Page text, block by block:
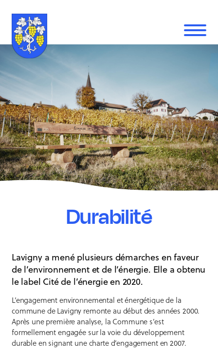
Durabilité
Lavigny a mené plusieurs démarches en faveur
de l’environnement et de l’énergie. Elle a obtenu
le label Cité de l’énergie en 2020.
L’engagement environnemental et énergétique de la
commune de Lavigny remonte au début des années 2000.
Après une première analyse, la Commune s’est
formellement engagée sur la voie du développement
durable en signant une charte d’engagement en 2007.